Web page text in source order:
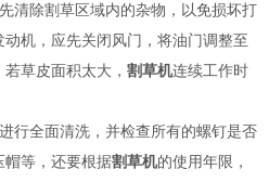
清除割草区域内的杂物，以免损坏打
机，应先关闭风门，将油门调整至
草皮面积太大， 割草机连续工作时
行全面清洗，并检查所有的螺钉是否
帽等，还要根据割草机的使用年限，